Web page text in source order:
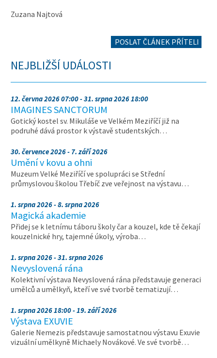
Zuzana Najtová
POSLAT ČLÁNEK PŘÍTELI
NEJBLIŽŠÍ UDÁLOSTI
12. června 2026 07:00 - 31. srpna 2026 18:00
IMAGINES SANCTORUM
Gotický kostel sv. Mikuláše ve Velkém Meziříčí již na
podruhé dává prostor k výstavě studentských…
30. července 2026 - 7. září 2026
Umění v kovu a ohni
Muzeum Velké Meziříčí ve spolupráci se Střední
průmyslovou školou Třebíč zve veřejnost na výstavu…
1. srpna 2026 - 8. srpna 2026
Magická akademie
Přidej se k letnímu táboru školy čar a kouzel, kde tě čekají
kouzelnické hry, tajemné úkoly, výroba…
1. srpna 2026 - 31. srpna 2026
Nevyslovená rána
Kolektivní výstava Nevyslovená rána představuje generaci
umělců a umělkyň, kteří ve své tvorbě tematizují…
1. srpna 2026 18:00 - 19. září 2026
Výstava EXUVIE
Galerie Nemezis představuje samostatnou výstavu Exuvie
vizuální umělkyně Michaely Novákové. Ve své tvorbě…